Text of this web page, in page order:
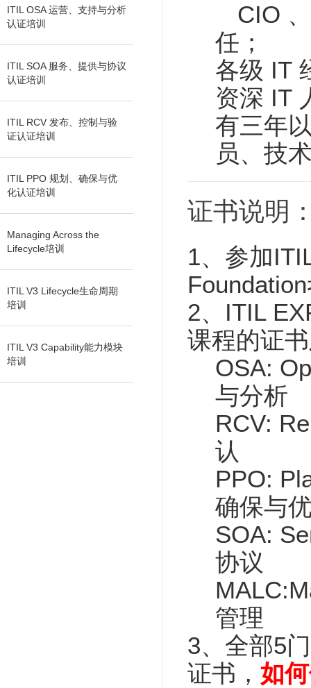
ITIL OSA 运营、支持与分析
认证培训
ITIL SOA 服务、提供与协议
认证培训
ITIL RCV 发布、控制与验
证认证培训
ITIL PPO 规划、确保与优
化认证培训
Managing Across the
Lifecycle培训
ITIL V3 Lifecycle生命周期
培训
ITIL V3 Capability能力模块
培训
CIO
任；
各级 IT
资深 IT
有三年
员、技
证书说明
1、参加
2、ITIL
课程的证
OSA:
与分析
RCV:
认
PPO:
确保与
SOA:
协议
管理
3、全部5
证书，如